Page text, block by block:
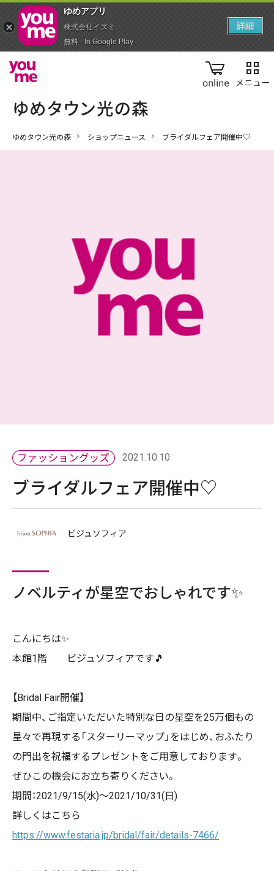
online
ゆめタウン光の森 ショップニュース ブライダルフェア開催中♡
2021.10.10
ブライダルフェア開催中♡
ビジュソフィア
ノベルティが星空でおしゃれです✨
こんにちは✨
本館1階 ビジュソフィアです🎵
【Bridal Fair開催】
期間中、ご指定いただいた特別な日の星空を25万個もの
星々で再現する「スターリーマップ」をはじめ、おふたり
の門出を祝福するプレゼントをご用意しております。
ぜひこの機会にお立ち寄りください。
期間：2021/9/15(水)～2021/10/31(日)
詳しくはこちら
https://www.festaria.jp/bridal/fair/details-7466/
ゆめアプ‪リ‬
株式会社イズミ
無料 - In Google Play
詳細